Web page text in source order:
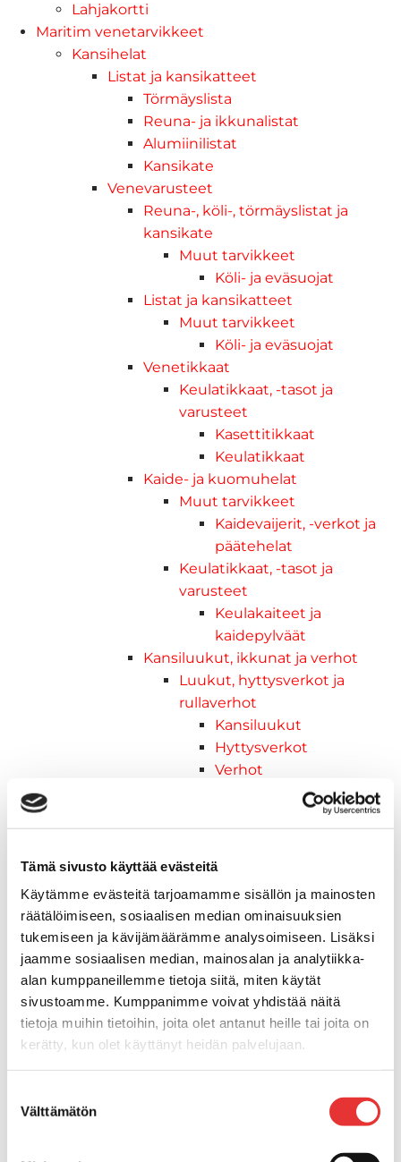
Tämä sivusto käyttää evästeitä
Käytämme evästeitä tarjoamamme sisällön ja mainosten
räätälöimiseen, sosiaalisen median ominaisuuksien
tukemiseen ja kävijämäärämme analysoimiseen. Lisäksi
jaamme sosiaalisen median, mainosalan ja analytiikka-
alan kumppaneillemme tietoja siitä, miten käytät
sivustoamme. Kumppanimme voivat yhdistää näitä
tietoja muihin tietoihin, joita olet antanut heille tai joita on
kerätty, kun olet käyttänyt heidän palvelujaan.
valinta
Välttämätön
Lahjakortti
Maritim venetarvikkeet
Kansihelat
Listat ja kansikatteet
Törmäyslista
Reuna- ja ikkunalistat
Alumiinilistat
Kansikate
Venevarusteet
Reuna-, köli-, törmäyslistat ja
kansikate
Muut tarvikkeet
Köli- ja eväsuojat
Listat ja kansikatteet
Muut tarvikkeet
Köli- ja eväsuojat
Venetikkaat
Keulatikkaat, -tasot ja
varusteet
Kasettitikkaat
Keulatikkaat
Kaide- ja kuomuhelat
Muut tarvikkeet
Kaidevaijerit, -verkot ja
päätehelat
Keulatikkaat, -tasot ja
varusteet
Keulakaiteet ja
kaidepylväät
Kansiluukut, ikkunat ja verhot
Luukut, hyttysverkot ja
rullaverhot
Kansiluukut
Hyttysverkot
Verhot
Keulatikkaat
Kiinnikkeet ja tukijalat
Kävelysillat
Muut kiinnityshelat
Koukkupidike
Pidike "clips", muovia
Lepuuttajan kiinnike
Tuulilasin kiinnike